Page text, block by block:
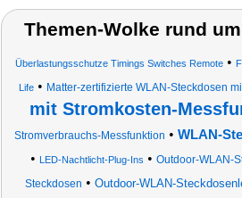
Themen-Wolke rund
Überlastungsschutze Timings Switches Remote •
Life• Matter-zertifizierte WLAN-Steckdosen
mit Stromkosten-
Stromverbrauchs-Messfunktion • WLAN-
• LED-Nachtlicht-Plug-Ins • Outdoor-WLAN-
Steckdosen • Outdoor-WLAN-